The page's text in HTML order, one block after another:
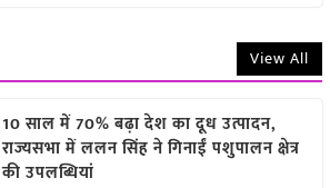
View All
10 साल में 70% बढ़ा देश का दूध उत्पादन,
राज्यसभा में ललन सिंह ने गिनाईं पशुपालन क्षेत्र
की उपलब्धियां